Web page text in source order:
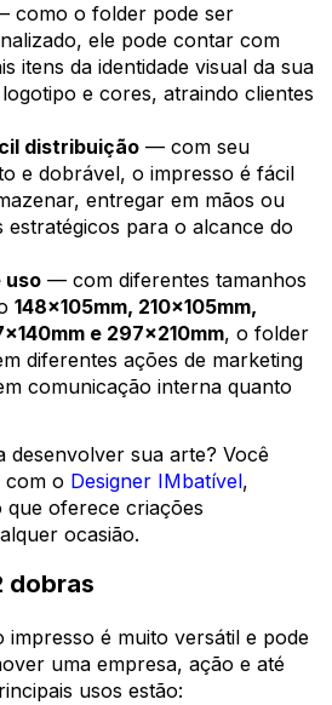
como o folder pode ser
ele pode contar com
itens da identidade visual da sua
e cores, atraindo clientes
distribuição — com seu
e dobrável, o impresso é fácil
entregar em mãos ou
estratégicos para o alcance do
uso — com diferentes tamanhos
148x105mm, 210x105mm,
e 297x210mm, o folder
diferentes ações de marketing
comunicação interna quanto
desenvolver sua arte? Você
com o Designer IMbatível,
que oferece criações
ocasião.
dobras
impresso é muito versátil e pode
uma empresa, ação e até
usos estão: